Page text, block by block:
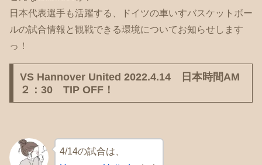
日本代表選手も活躍する、ドイツの車いすバスケットボー
ルの試合情報と観戦できる環境についてお知らせします
っ！
VS Hannover United 2022.4.14 日本時間AM
２：30 TIP OFF！
4/14の試合は、